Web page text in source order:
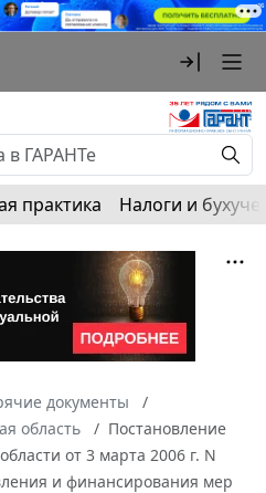
практика Налоги и
документы
область
Постановление
от 3 марта 2006 г. N
и финансирования мер